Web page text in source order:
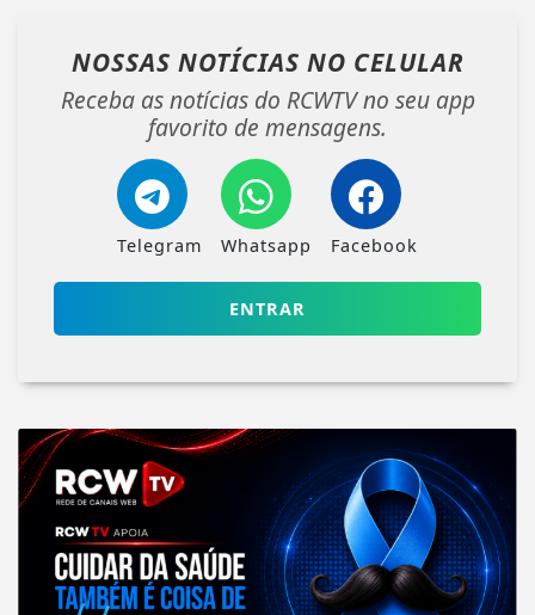
NOSSAS NOTÍCIAS NO CELULAR
Receba as notícias do RCWTV no seu app
favorito de mensagens.
Telegram Whatsapp Facebook
ENTRAR